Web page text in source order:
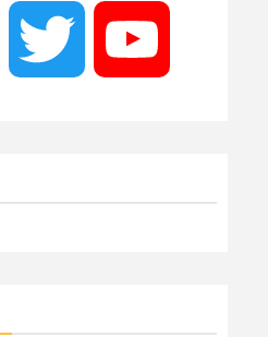
Instagram Twitter